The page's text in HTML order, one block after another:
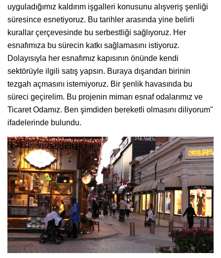
uyguladığımız kaldırım işgalleri konusunu alışveriş şenliği
süresince esnetiyoruz. Bu tarihler arasında yine belirli
kurallar çerçevesinde bu serbestliği sağlıyoruz. Her
esnafımıza bu sürecin katkı sağlamasını istiyoruz.
Dolayısıyla her esnafımız kapısının önünde kendi
sektörüyle ilgili satış yapsın. Buraya dışarıdan birinin
tezgah açmasını istemiyoruz. Bir şenlik havasında bu
süreci geçirelim. Bu projenin mimarı esnaf odalarımız ve
Ticaret Odamız. Ben şimdiden bereketli olmasını diliyorum"
ifadelerinde bulundu.